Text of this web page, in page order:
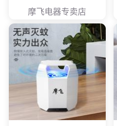
摩飞电器专卖店